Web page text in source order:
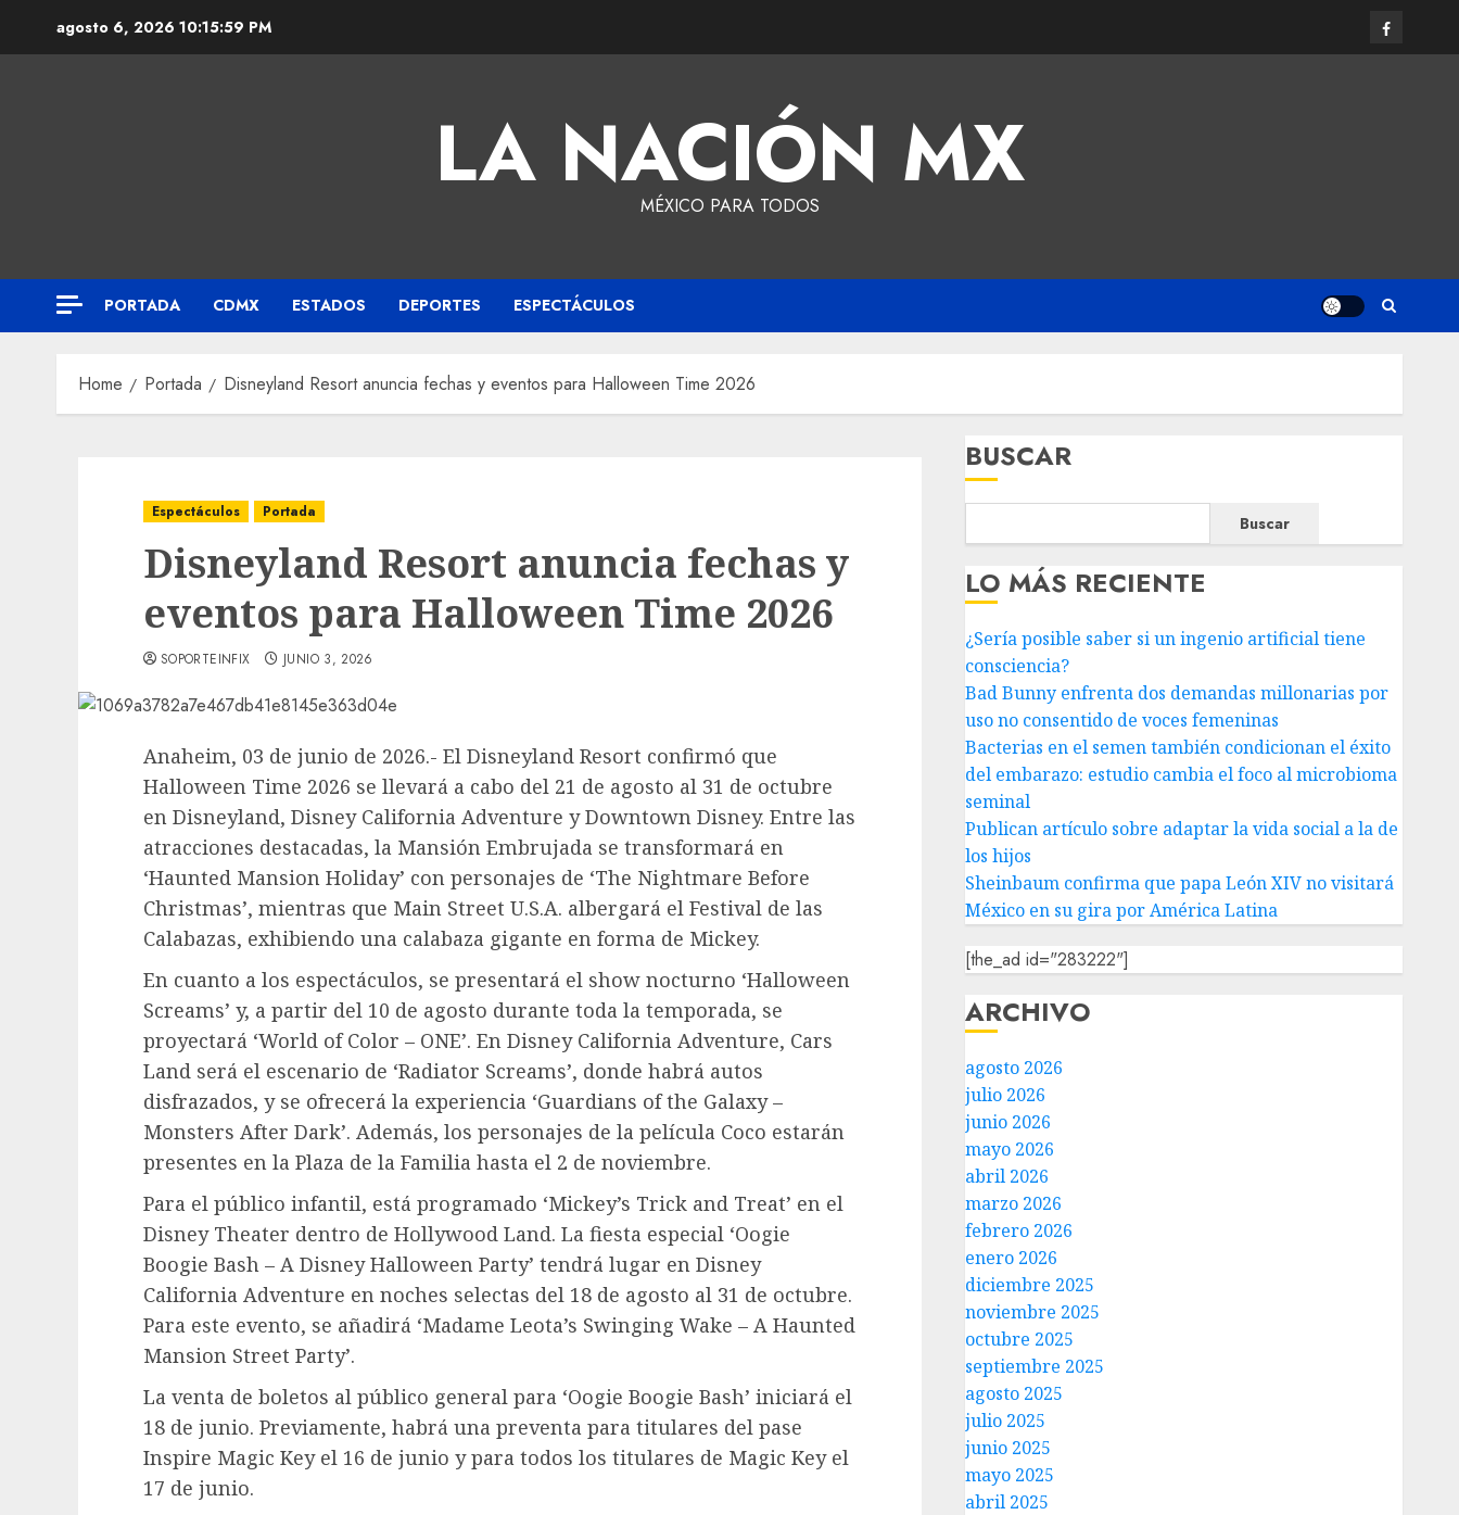
agosto 6, 2026 10:16:00 PM
LA NACIÓN MX
MÉXICO PARA TODOS
PORTADA CDMX ESTADOS DEPORTES ESPECTÁCULOS
Home Portada Disneyland Resort anuncia fechas y eventos para Halloween Time 2026
Espectáculos Portada
Disneyland Resort anuncia fechas y
eventos para Halloween Time 2026
SOPORTEINFIX JUNIO 3, 2026
Anaheim, 03 de junio de 2026.- El Disneyland Resort confirmó que
Halloween Time 2026 se llevará a cabo del 21 de agosto al 31 de octubre
en Disneyland, Disney California Adventure y Downtown Disney. Entre las
atracciones destacadas, la Mansión Embrujada se transformará en
‘Haunted Mansion Holiday’ con personajes de ‘The Nightmare Before
Christmas’, mientras que Main Street U.S.A. albergará el Festival de las
Calabazas, exhibiendo una calabaza gigante en forma de Mickey.
En cuanto a los espectáculos, se presentará el show nocturno ‘Halloween
Screams’ y, a partir del 10 de agosto durante toda la temporada, se
proyectará ‘World of Color – ONE’. En Disney California Adventure, Cars
Land será el escenario de ‘Radiator Screams’, donde habrá autos
disfrazados, y se ofrecerá la experiencia ‘Guardians of the Galaxy –
Monsters After Dark’. Además, los personajes de la película Coco estarán
presentes en la Plaza de la Familia hasta el 2 de noviembre.
Para el público infantil, está programado ‘Mickey’s Trick and Treat’ en el
Disney Theater dentro de Hollywood Land. La fiesta especial ‘Oogie
Boogie Bash – A Disney Halloween Party’ tendrá lugar en Disney
California Adventure en noches selectas del 18 de agosto al 31 de octubre.
Para este evento, se añadirá ‘Madame Leota’s Swinging Wake – A Haunted
Mansion Street Party’.
La venta de boletos al público general para ‘Oogie Boogie Bash’ iniciará el
18 de junio. Previamente, habrá una preventa para titulares del pase
Inspire Magic Key el 16 de junio y para todos los titulares de Magic Key el
17 de junio.
BUSCAR
Buscar
LO MÁS RECIENTE
¿Sería posible saber si un ingenio artificial tiene
consciencia?
Bad Bunny enfrenta dos demandas millonarias por
uso no consentido de voces femeninas
Bacterias en el semen también condicionan el éxito
del embarazo: estudio cambia el foco al microbioma
seminal
Publican artículo sobre adaptar la vida social a la de
los hijos
Sheinbaum confirma que papa León XIV no visitará
México en su gira por América Latina
[the_ad id="283222"]
ARCHIVO
agosto 2026
julio 2026
junio 2026
mayo 2026
abril 2026
marzo 2026
febrero 2026
enero 2026
diciembre 2025
noviembre 2025
octubre 2025
septiembre 2025
agosto 2025
julio 2025
junio 2025
mayo 2025
abril 2025